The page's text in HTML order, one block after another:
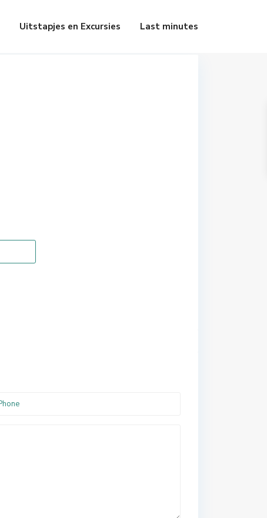
Uitstapjes en Excursies Last minutes